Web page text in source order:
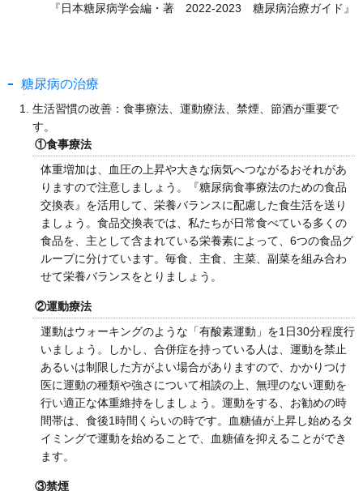
『日本糖尿病学会編・著 2022-2023 糖尿病治療ガイド』
糖尿病の治療
生活習慣の改善：食事療法、運動療法、禁煙、節酒が重要で
す。
①食事療法
体重増加は、血圧の上昇や大きな病気へつながるおそれがあ
りますので注意しましょう。『糖尿病食事療法のための食品
交換表』を活用して、栄養バランスに配慮した食生活を送り
ましょう。食品交換表では、私たちが日常食べている多くの
食品を、主として含まれている栄養素によって、6つの食品グ
ループに分けています。毎食、主食、主菜、副菜を組み合わ
せて栄養バランスをとりましょう。
②運動療法
運動はウォーキングのような「有酸素運動」を1日30分程度行
いましょう。しかし、合併症を持っている人は、運動を禁止
あるいは制限した方がよい場合がありますので、かかりつけ
医に運動の種類や強さについて相談の上、無理のない運動を
行い適正な体重維持をしましょう。運動をする、お勧めの時
間帯は、食後1時間くらいの時です。血糖値が上昇し始めるタ
イミングで運動を始めることで、血糖値を抑えることができ
ます。
③禁煙